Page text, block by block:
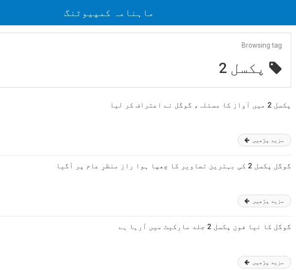
ماہنامہ کمپیوٹنگ
Browsing tag
پکسل 2
پکسل 2 میں آواز کا مسئلہ، گوگل نے اعتراف کر لیا
مزید پڑھیں
گوگل پکسل 2 کی بہترین تصاویر کا چھپا ہوا راز منظرِ عام پر آگیا
مزید پڑھیں
گوگل کا نیا فون پکسل 2 جلد مارکیٹ میں آرہا ہے
مزید پڑھیں